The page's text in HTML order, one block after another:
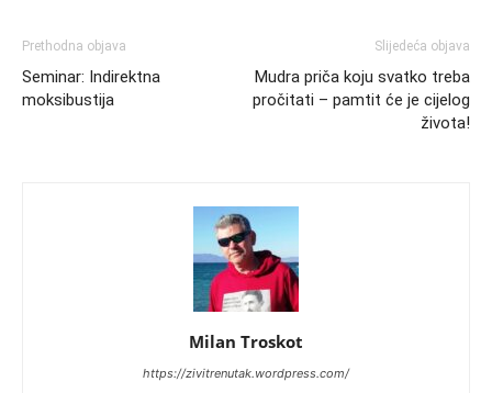
Prethodna objava
Seminar: Indirektna
moksibustija
Slijedeća objava
Mudra priča koju svatko treba
pročitati – pamtit će je cijelog
života!
Milan Troskot
https://zivitrenutak.wordpress.com/